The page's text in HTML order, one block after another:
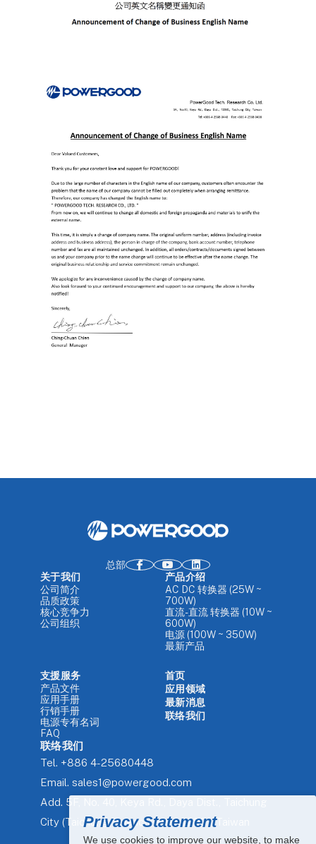
Privacy Statement
We use cookies to improve our website, to make
总部
关于我们
公司简介
品质政策
核心竞争力
公司组织
产品介绍
AC DC 转换器 (25W ~
700W)
直流-直流 转换器 (10W ~
600W)
电源 (100W ~ 350W)
最新产品
支援服务
产品文件
应用手册
行销手册
电源专有名词
FAQ
首页
应用领域
最新消息
联络我们
联络我们
Tel. +886 4-25680448
Email. sales1@powergood.com
Add. 5F, No. 40, Keya Rd., Daya Dist., Taichung
City (Taichung Science Park) 42881, Taiwan